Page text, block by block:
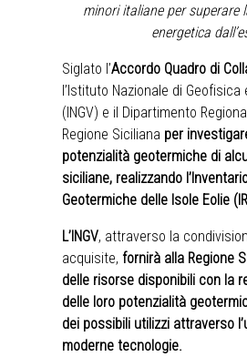
minori italiane per superare
energetica
Siglato l’Accordo Quadro di
l’Istituto Nazionale di Geofisica
(INGV) e il Dipartimento
Regione Siciliana per
potenzialità geotermiche di
siciliane, realizzando
Geotermiche delle Isole Eolie
L’INGV, attraverso la
acquisite, fornirà alla Regione
delle risorse disponibili con la
delle loro potenzialità
dei possibili utilizzi attraverso
moderne tecnologie.